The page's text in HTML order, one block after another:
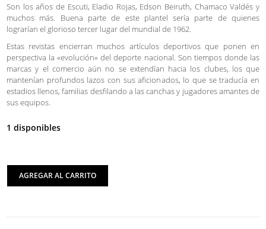
Son los años de Escuti, Eladio Rojas, Edson Beiruth, Chamaco Valdés y
muchos más. Buena parte de este plantel sería parte de quienes
lograrían el glorioso tercer lugar del mundial de 1962.
Estas revistas encierran muchos artículos deportivos que ponen en
perspectiva la «evolución» del deporte nacional. Son tiempos donde las
marcas y el comercio aún no se extendían hacia los clubes, los que
mantenían profundos lazos con sus aficionados, lo que se traducía en
estadios llenos, familias desfilando a las canchas y jugadores amantes de
sus equipos.
1 disponibles
AGREGAR AL CARRITO